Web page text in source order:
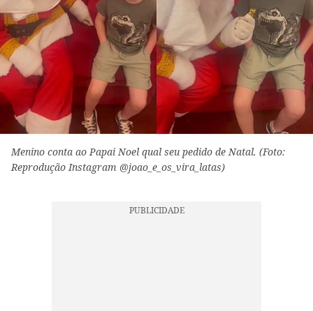
Menino conta ao Papai Noel qual seu pedido de Natal. (Foto:
Reprodução Instagram @joao_e_os_vira_latas)